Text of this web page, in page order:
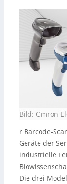
Bild: Omron
r Barcode-
Geräte der
industrielle
Die drei